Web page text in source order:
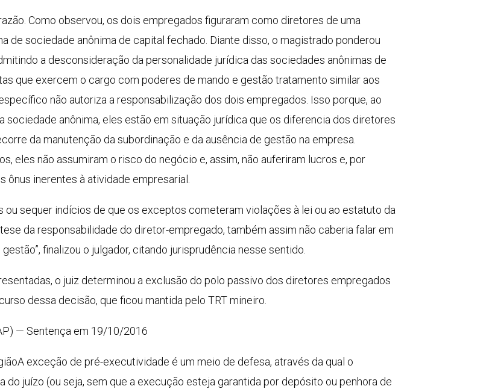
Como observou, os dois empregados figuraram como diretores de uma
de sociedade anônima de capital fechado. Diante disso, o magistrado ponderou
a desconsideração da personalidade jurídica das sociedades anônimas de
que exercem o cargo com poderes de mando e gestão tratamento similar aos
não autoriza a responsabilização dos dois empregados. Isso porque, ao
anônima, eles estão em situação jurídica que os diferencia dos diretores
da manutenção da subordinação e da ausência de gestão na empresa.
eles não assumiram o risco do negócio e, assim, não auferiram lucros e, por
ônus inerentes à atividade empresarial.
ou sequer indícios de que os exceptos cometeram violações à lei ou ao estatuto da
da responsabilidade do diretor-empregado, também assim não caberia falar em
finalizou o julgador, citando jurisprudência nesse sentido.
o juiz determinou a exclusão do polo passivo dos diretores empregados
dessa decisão, que ficou mantida pelo TRT mineiro.
— Sentença em 19/10/2016
exceção de pré-executividade é um meio de defesa, através da qual o
juízo (ou seja, sem que a execução esteja garantida por depósito ou penhora de